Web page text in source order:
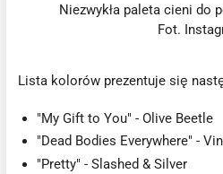
Niezwykła paleta cieni do
Fot.
Lista kolorów prezentuje się
"My Gift to You" - Olive Beetle
"Dead Bodies Everywhere" -
"Pretty" - Slashed & Silver